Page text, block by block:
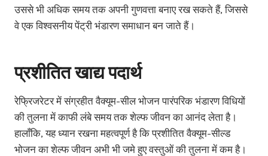
उससे भी अधिक समय तक अपनी गुणवत्ता बनाए रख सकते हैं, जिससे
वे एक विश्वसनीय पेंट्री भंडारण समाधान बन जाते हैं।
प्रशीतित खाद्य पदार्थ
रेफ्रिजरेटर में संग्रहीत वैक्यूम-सील भोजन पारंपरिक भंडारण विधियों
की तुलना में काफी लंबे समय तक शेल्फ जीवन का आनंद लेता है।
हालाँकि, यह ध्यान रखना महत्वपूर्ण है कि प्रशीतित वैक्यूम-सील्ड
भोजन का शेल्फ जीवन अभी भी जमे हुए वस्तुओं की तुलना में कम है।